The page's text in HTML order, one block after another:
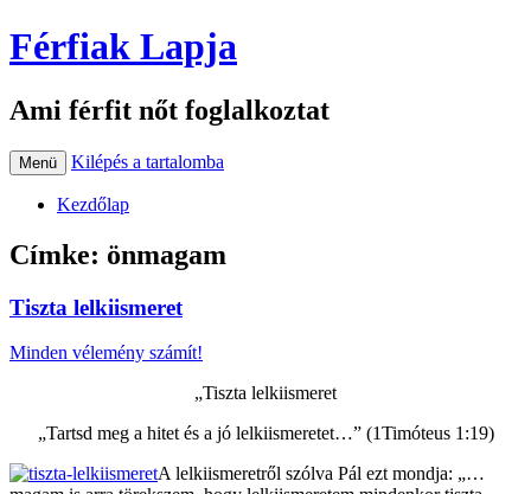
Férfiak Lapja
Ami férfit nőt foglalkoztat
Menü Kilépés a tartalomba
Kezdőlap
Címke: önmagam
Tiszta lelkiismeret
Minden vélemény számít!
„Tiszta lelkiismeret
„Tartsd meg a hitet és a jó lelkiismeretet…” (1Timóteus 1:19)
A lelkiismeretről szólva Pál ezt mondja: „…